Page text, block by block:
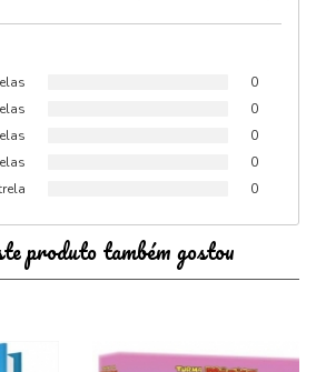
0
0
0
0
0
produto também gostou